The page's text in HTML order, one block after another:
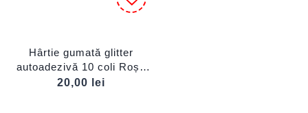
Hârtie gumată glitter
autoadezivă 10 coli Roșu
DACO
20,00 lei